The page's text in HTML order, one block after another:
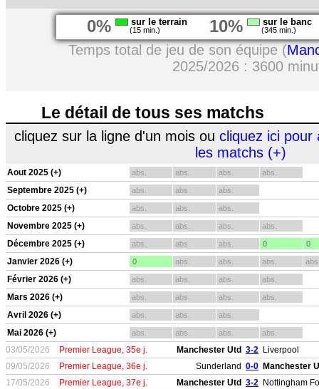
0% sur le terrain
(15 min.) 10% sur le banc
(345 min.)
Temps total de jeu de son équipe (
2025/2026 : 3600
Le détail de tous ses matchs
cliquez sur la ligne d'un mois ou cliquez ici pour
les matchs (+)
Aout 2025 (+) abs. abs. abs. abs.
Septembre 2025 (+) abs. abs. abs.
Octobre 2025 (+) abs. abs. abs.
Novembre 2025 (+) abs. abs. abs. abs.
Décembre 2025 (+) abs. abs. abs. 0 0
Janvier 2026 (+) 0 abs. abs. abs.
Février 2026 (+) abs. abs. abs. abs.
Mars 2026 (+) abs. abs. abs. abs.
Avril 2026 (+) abs. abs. abs.
Mai 2026 (+) abs. abs. abs. abs.
03/05/2026 Premier League, 35e j. Manchester Utd 3-2 Liverpool
09/05/2026
Premier League, 36e j. Sunderland 0-0 Manchester
17/05/2026
Premier League, 37e j. Manchester Utd 3-2 Nottingham